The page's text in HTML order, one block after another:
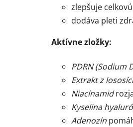
zlepšuje
dodáva pleti
Aktívne zložky:
PDRN (Sodium
Extrakt z
Niacínamid
Kyselina
Adenozín